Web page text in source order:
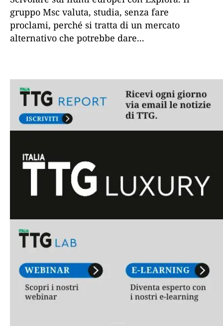
gruppo Msc valuta, studia, senza fare
proclami, perché si tratta di un mercato
alternativo che potrebbe dare...